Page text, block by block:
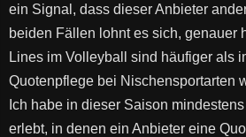
ein Signal, dass dieser Anbieter
beiden Fällen lohnt es sich, genauer
Lines im Volleyball sind häufiger als
Quotenpflege bei Nischensportarten
Ich habe in dieser Saison
erlebt, in denen ein Anbieter eine